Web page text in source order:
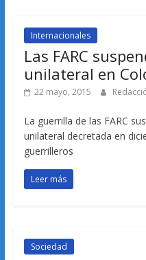
Internacionales
Las FARC
unilateral en
22 mayo, 2015
La guerrilla de las FARC
unilateral decretada en
guerrilleros
Leer más
Sociedad